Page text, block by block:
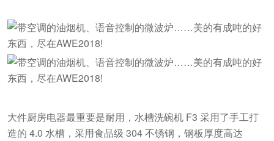
大件厨房电器最重要是耐用，水槽洗碗机 F3 采用了手工打
造的 4.0 水槽，采用食品级 304 不锈钢，钢板厚度高达